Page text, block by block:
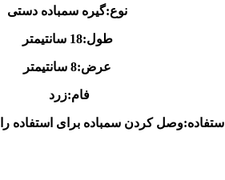
نوع:گیره سمباده دستی
طول:18 سانتیمتر
عرض:8 سانتیمتر
فام:زرد
استفاده:وصل کردن سمباده برای